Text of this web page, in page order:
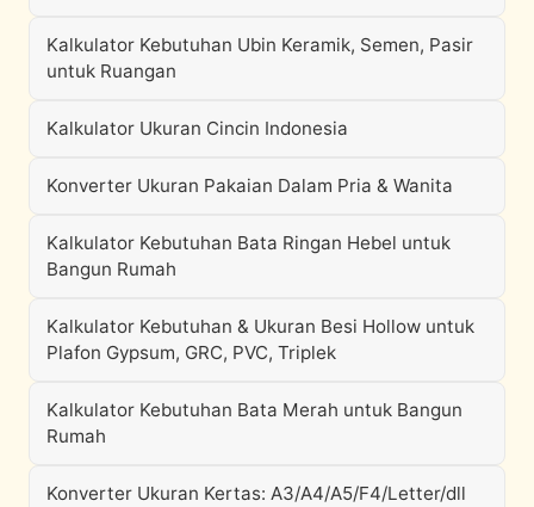
Kalkulator Kebutuhan Ubin Keramik, Semen, Pasir
untuk Ruangan
Kalkulator Ukuran Cincin Indonesia
Konverter Ukuran Pakaian Dalam Pria & Wanita
Kalkulator Kebutuhan Bata Ringan Hebel untuk
Bangun Rumah
Kalkulator Kebutuhan & Ukuran Besi Hollow untuk
Plafon Gypsum, GRC, PVC, Triplek
Kalkulator Kebutuhan Bata Merah untuk Bangun
Rumah
Konverter Ukuran Kertas: A3/A4/A5/F4/Letter/dll